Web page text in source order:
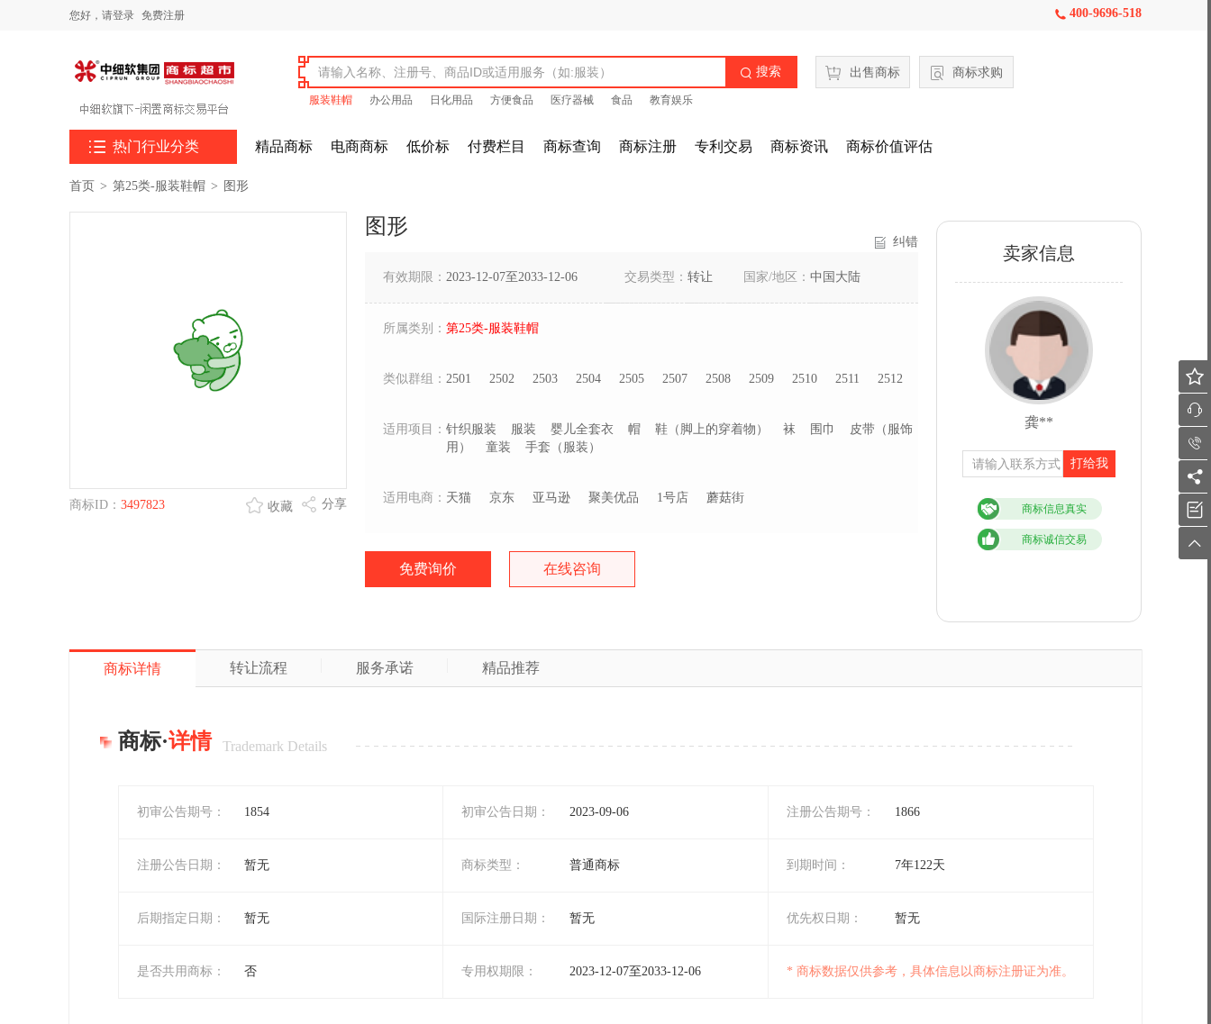
您好， 请登录 免费注册  400-9696-518
 搜索
服装鞋帽 办公用品 日化用品 方便食品 医疗器械 食品 教育娱乐
出售商标 商标求购
 热门行业分类 精品商标 电商商标 低价标 付费栏目 商标查询 商标注册 专利交易 商标资讯 商标价值评估
首页 > 第25类-服装鞋帽 > 图形
商标ID： 3497823 分享
收藏
图形
纠错
有效期限： 2023-12-07至2033-12-06 交易类型： 转让 国家/地区： 中国大陆
所属类别： 第25类-服装鞋帽
类似群组： 2501 2502 2503 2504 2505 2507 2508 2509 2510 2511 2512
适用项目： 针织服装 服装 婴儿全套衣 帽 鞋（脚上的穿着物） 袜 围巾
皮带（服饰
用）
童装 手套（服装）
适用电商： 天猫 京东 亚马逊 聚美优品 1号店 蘑菇街
免费询价 在线咨询
卖家信息
龚**
打给我
商标信息真实
商标诚信交易
商标详情 转让流程 服务承诺 精品推荐
商标·详情 Trademark Details
初审公告期号： 1854 初审公告日期： 2023-09-06 注册公告期号： 1866
注册公告日期： 暂无 商标类型： 普通商标 到期时间： 7年122天
后期指定日期： 暂无 国际注册日期： 暂无 优先权日期： 暂无
是否共用商标： 否 专用权期限： 2023-12-07至2033-12-06 * 商标数据仅供参考，具体信息以商标注册证为准。





